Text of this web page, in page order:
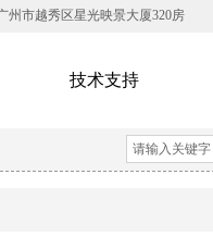
州市越秀区星光映景大厦320房
技术支持